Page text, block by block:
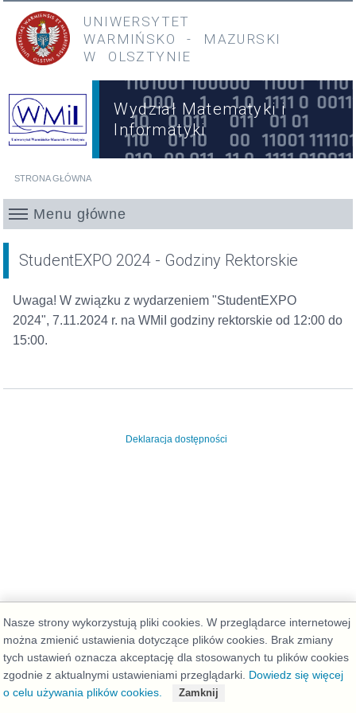
Przejdź do treści
Przejdź do menu głównego
UNIWERSYTET
WARMIŃSKO
- MAZURSKI
W OLSZTYNIE
Wydział Matematyki i
Informatyki
STRONA GŁÓWNA
Menu główne
StudentEXPO 2024 - Godziny Rektorskie
Uwaga! W związku z wydarzeniem "StudentEXPO
2024", 7.11.2024 r. na WMiI godziny rektorskie od 12:00 do
15:00.
Deklaracja dostępności
Nasze strony wykorzystują pliki cookies. W przeglądarce internetowej
można zmienić ustawienia dotyczące plików cookies. Brak zmiany
tych ustawień oznacza akceptację dla stosowanych tu plików cookies
zgodnie z aktualnymi ustawieniami przeglądarki. Dowiedz się więcej
o celu używania plików cookies.